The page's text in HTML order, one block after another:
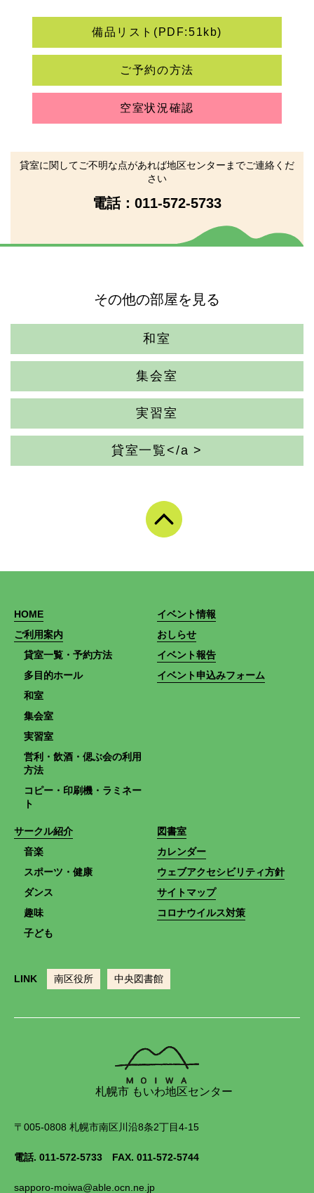
備品リスト(PDF:51kb)
ご予約の方法
空室状況確認
貸室に関してご不明な点があれば地区センターまでご連絡くだ
さい
電話： 011-572-5733
その他の部屋を見る
和室
集会室
実習室
貸室一覧</a >
HOME
ご利用案内
貸室一覧・予約方法
多目的ホール
和室
集会室
実習室
営利・飲酒・偲ぶ会の利用
方法
コピー・印刷機・ラミネー
ト
イベント情報
おしらせ
イベント報告
イベント申込みフォーム
サークル紹介
音楽
スポーツ・健康
ダンス
趣味
子ども
図書室
カレンダー
ウェブアクセシビリティ方針
サイトマップ
コロナウイルス対策
LINK 南区役所 中央図書館
札幌市 もいわ地区センター
〒005-0808 札幌市南区川沿8条2丁目4-15
電話. 011-572-5733 FAX. 011-572-5744
sapporo-moiwa@able.ocn.ne.jp